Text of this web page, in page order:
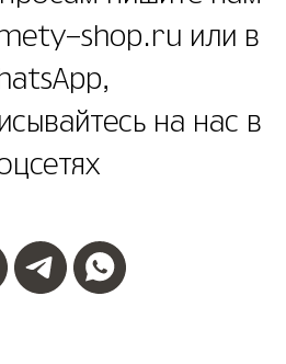
МЕНЮ КОРЗИНА
shop.ru или в
на нас в